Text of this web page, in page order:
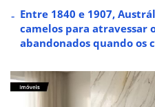
Entre 1840 e 1907,
camelos para atravessar
abandonados quando os